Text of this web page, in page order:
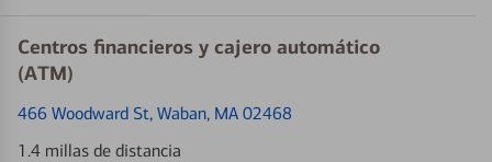
Centros financieros y cajero automático
(ATM)
466 Woodward St, Waban, MA 02468
1.4 millas de distancia